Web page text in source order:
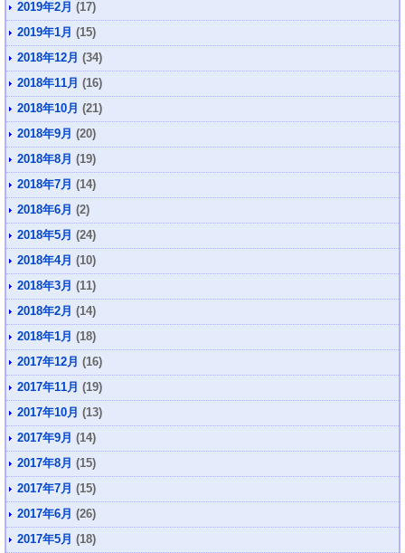
2019年2月 (17)
2019年1月 (15)
2018年12月 (34)
2018年11月 (16)
2018年10月 (21)
2018年9月 (20)
2018年8月 (19)
2018年7月 (14)
2018年6月 (2)
2018年5月 (24)
2018年4月 (10)
2018年3月 (11)
2018年2月 (14)
2018年1月 (18)
2017年12月 (16)
2017年11月 (19)
2017年10月 (13)
2017年9月 (14)
2017年8月 (15)
2017年7月 (15)
2017年6月 (26)
2017年5月 (18)